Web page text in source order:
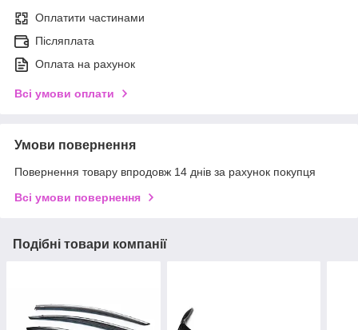
Оплатити частинами
Післяплата
Оплата на рахунок
Всі умови оплати
Умови повернення
Повернення товару впродовж 14 днів за рахунок покупця
Всі умови повернення
Подібні товари компанії